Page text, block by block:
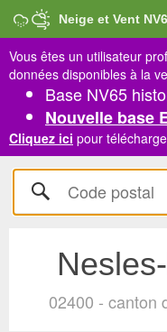
Neige et Vent
Vous êtes un utilisateur
données disponibles à la
Base NV65
Nouvelle base
Cliquez ici pour
02400 - canton